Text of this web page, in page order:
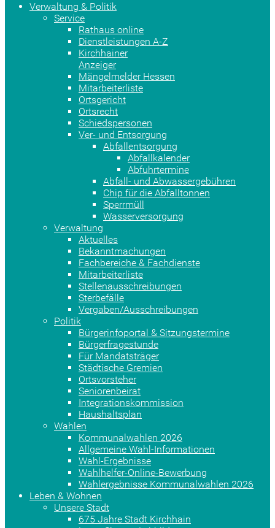
Verwaltung & Politik
Service
Rathaus online
Dienstleistungen A-Z
Kirchhainer
Anzeiger
Mängelmelder Hessen
Mitarbeiterliste
Ortsgericht
Ortsrecht
Schiedspersonen
Ver- und Entsorgung
Abfallentsorgung
Abfallkalender
Abfuhrtermine
Abfall- und Abwassergebühren
Chip für die Abfalltonnen
Sperrmüll
Wasserversorgung
Verwaltung
Aktuelles
Bekanntmachungen
Fachbereiche & Fachdienste
Mitarbeiterliste
Stellenausschreibungen
Sterbefälle
Vergaben/Ausschreibungen
Politik
Bürgerinfoportal & Sitzungstermine
Bürgerfragestunde
Für Mandatsträger
Städtische Gremien
Ortsvorsteher
Seniorenbeirat
Integrationskommission
Haushaltsplan
Wahlen
Kommunalwahlen 2026
Allgemeine Wahl-Informationen
Wahl-Ergebnisse
Wahlhelfer-Online-Bewerbung
Wahlergebnisse Kommunalwahlen 2026
Leben & Wohnen
Unsere Stadt
675 Jahre Stadt Kirchhain